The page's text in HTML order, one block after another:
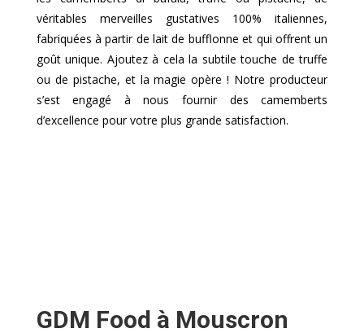
véritables merveilles gustatives 100% italiennes,
fabriquées à partir de lait de bufflonne et qui offrent un
goût unique. Ajoutez à cela la subtile touche de truffe
ou de pistache, et la magie opère ! Notre producteur
s’est engagé à nous fournir des camemberts
d’excellence pour votre plus grande satisfaction.
GDM Food à Mouscron